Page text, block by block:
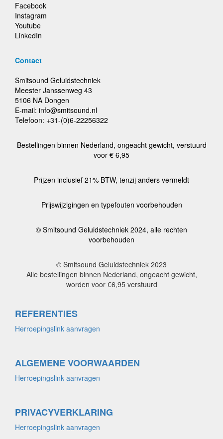
Facebook
Instagram
Youtube
LinkedIn
Contact
Smitsound Geluidstechniek
Meester Janssenweg 43
5106 NA Dongen
E-mail: info@smitsound.nl
Telefoon: +31-(0)6-22256322
Bestellingen binnen Nederland, ongeacht gewicht, verstuurd
voor € 6,95
Prijzen inclusief 21% BTW, tenzij anders vermeldt
Prijswijzigingen en typefouten voorbehouden
© Smitsound Geluidstechniek 2024, alle rechten
voorbehouden
© Smitsound Geluidstechniek 2023
Alle bestellingen binnen Nederland, ongeacht gewicht,
worden voor €6,95 verstuurd
REFERENTIES
Herroepingslink aanvragen
ALGEMENE VOORWAARDEN
Herroepingslink aanvragen
PRIVACYVERKLARING
Herroepingslink aanvragen